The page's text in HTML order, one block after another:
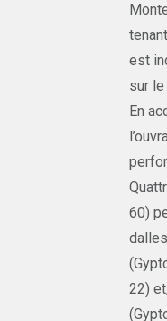
est
sur
En
60)
22)